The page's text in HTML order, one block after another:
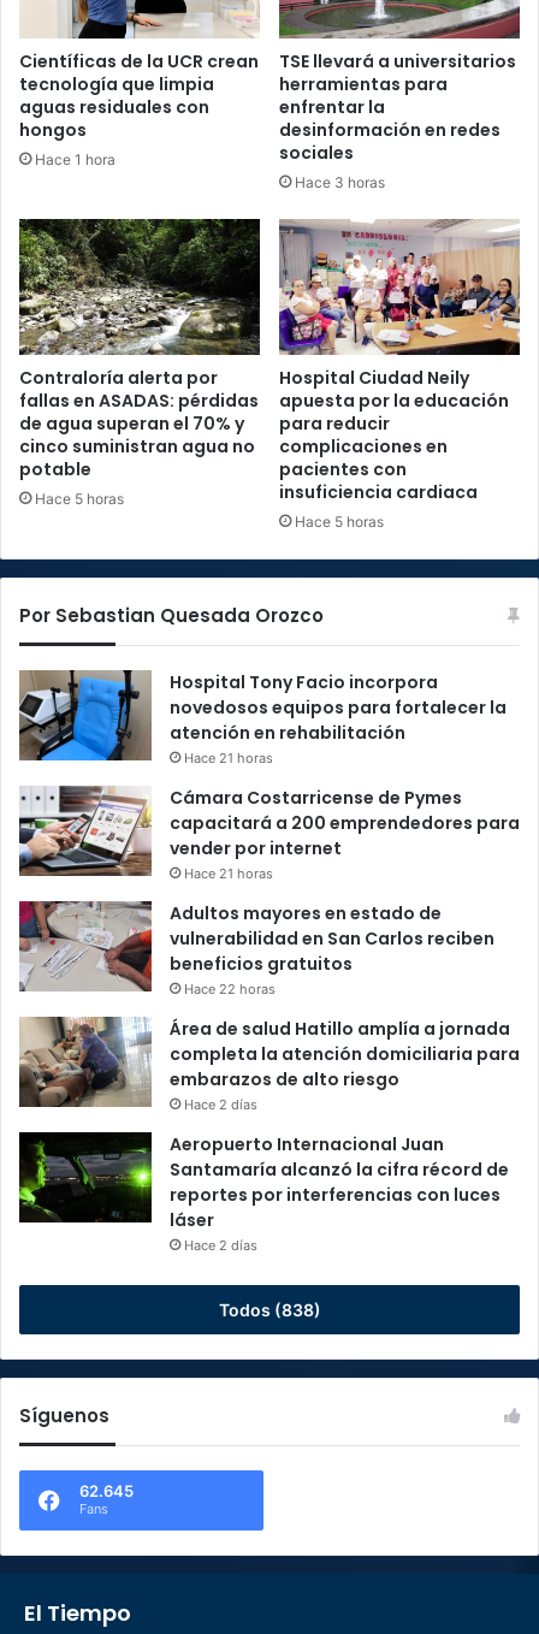
Científicas de la UCR crean
tecnología que limpia
aguas residuales con
hongos
Hace 1 hora
TSE llevará a universitarios
herramientas para
enfrentar la
desinformación en redes
sociales
Hace 3 horas
Contraloría alerta por
fallas en ASADAS: pérdidas
de agua superan el 70% y
cinco suministran agua no
potable
Hace 5 horas
Hospital Ciudad Neily
apuesta por la educación
para reducir
complicaciones en
pacientes con
insuficiencia cardiaca
Hace 5 horas
Por Sebastian Quesada Orozco
Hospital Tony Facio incorpora
novedosos equipos para fortalecer la
atención en rehabilitación
Hace 21 horas
Cámara Costarricense de Pymes
capacitará a 200 emprendedores para
vender por internet
Hace 21 horas
Adultos mayores en estado de
vulnerabilidad en San Carlos reciben
beneficios gratuitos
Hace 22 horas
Área de salud Hatillo amplía a jornada
completa la atención domiciliaria para
embarazos de alto riesgo
Hace 2 días
Aeropuerto Internacional Juan
Santamaría alcanzó la cifra récord de
reportes por interferencias con luces
láser
Hace 2 días
Todos (838)
Síguenos
62.645
Fans
El Tiempo